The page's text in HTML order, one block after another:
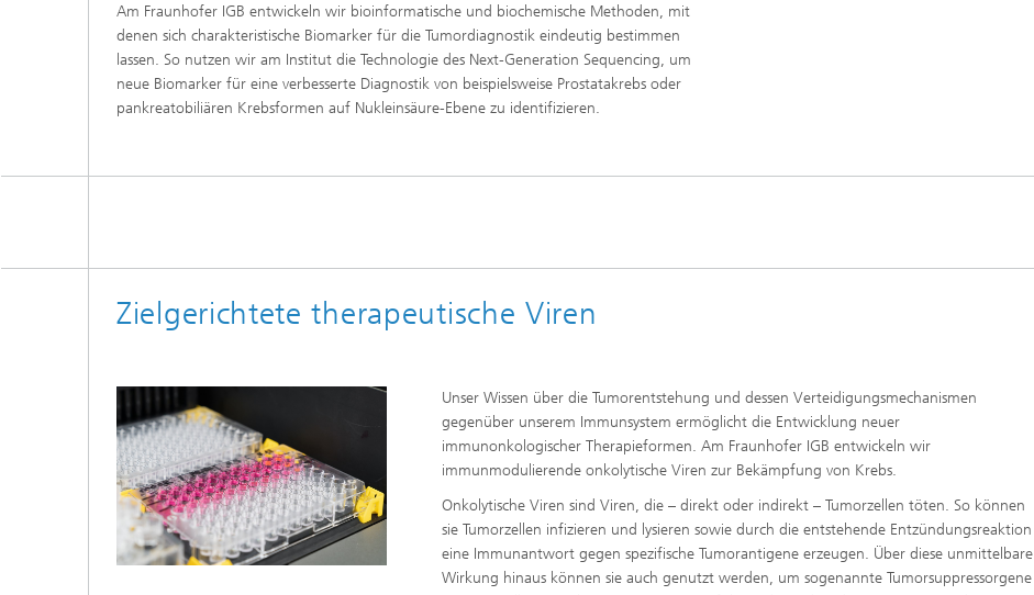
Am Fraunhofer IGB entwickeln wir bioinformatische und biochemische Methoden, mit
denen sich charakteristische Biomarker für die Tumordiagnostik eindeutig bestimmen
lassen. So nutzen wir am Institut die Technologie des Next-Generation Sequencing, um
neue Biomarker für eine verbesserte Diagnostik von beispielsweise Prostatakrebs oder
pankreatobiliären Krebsformen auf Nukleinsäure-Ebene zu identifizieren.
Zielgerichtete therapeutische Viren
Unser Wissen über die Tumorentstehung und dessen Verteidigungsmechanismen
gegenüber unserem Immunsystem ermöglicht die Entwicklung neuer
immunonkologischer Therapieformen. Am Fraunhofer IGB entwickeln wir
immunmodulierende onkolytische Viren zur Bekämpfung von Krebs.
Onkolytische Viren sind Viren, die – direkt oder indirekt – Tumorzellen töten. So können
sie Tumorzellen infizieren und lysieren sowie durch die entstehende Entzündungsreaktion
eine Immunantwort gegen spezifische Tumorantigene erzeugen. Über diese unmittelbare
Wirkung hinaus können sie auch genutzt werden, um sogenannte Tumorsuppressorgene